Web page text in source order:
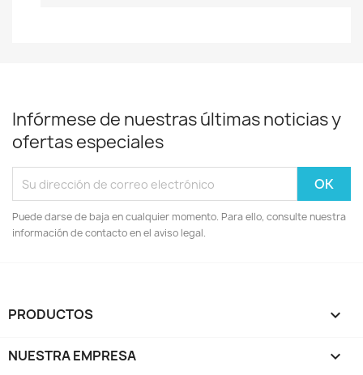
Infórmese de nuestras últimas noticias y
ofertas especiales
Puede darse de baja en cualquier momento. Para ello, consulte nuestra
información de contacto en el aviso legal.
PRODUCTOS 
NUESTRA EMPRESA 